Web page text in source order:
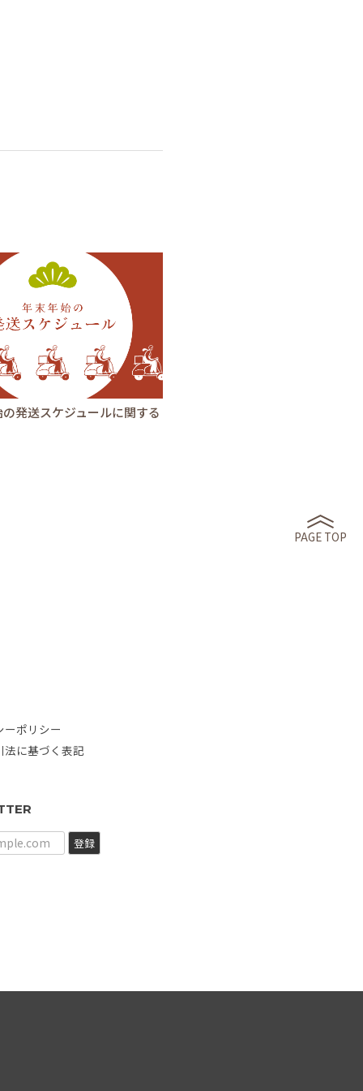
発送スケジュールに関する
PAGE TOP
ーポリシー
法に基づく表記
登録